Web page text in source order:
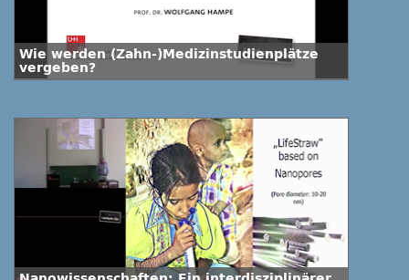
Wie werden (Zahn-)Medizinstudienplätze
vergeben?